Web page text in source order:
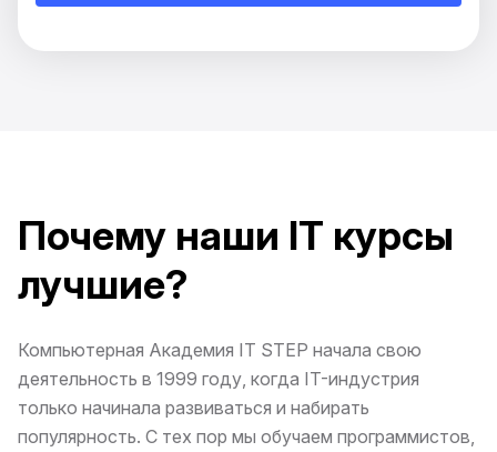
Почему наши IT курсы
лучшие?
Компьютерная Академия IT STEP начала свою
деятельность в 1999 году, когда IT-индустрия
только начинала развиваться и набирать
популярность. С тех пор мы обучаем программистов,